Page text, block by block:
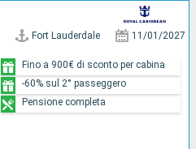
Fort Lauderdale 11/01/2027
Fino a 900€ di sconto per cabina
-60% sul 2° passeggero
Pensione completa